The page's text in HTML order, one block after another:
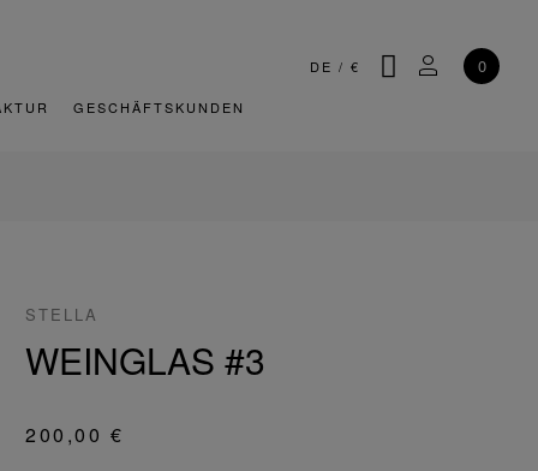
DE / € SUCHEMEIN
0
GESCHÄFTSKUNDEN
STELLA
WEINGLAS #3
200,00 €